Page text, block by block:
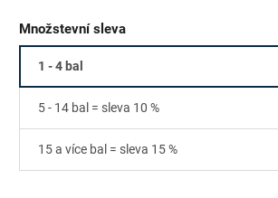
Množstevní sleva
1 - 4 bal
5 - 14 bal = sleva 10 %
15 a více bal = sleva 15 %